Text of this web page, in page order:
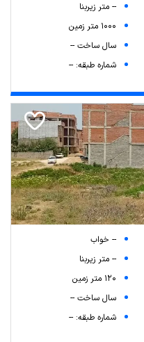
-- متر زیربنا
1000 متر زمین
سال ساخت --
شماره طبقه: --
-- خواب
-- متر زیربنا
120 متر زمین
سال ساخت --
شماره طبقه: --